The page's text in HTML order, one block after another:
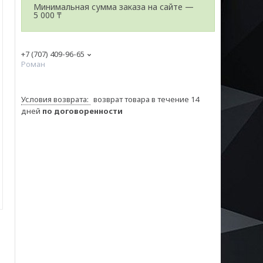
Минимальная сумма заказа на сайте —
5 000 ₸
+7 (707) 409-96-65
Роман
возврат товара в течение 14
дней по договоренности